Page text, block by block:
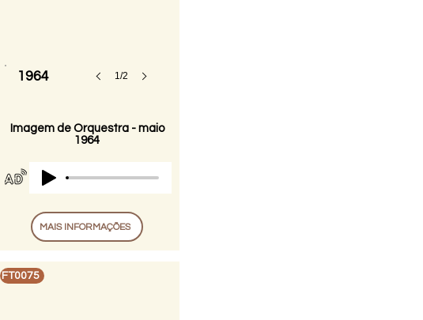
1964 1/2
Imagem de Orquestra - maio
1964
MAIS INFORMAÇÕES
FT0075